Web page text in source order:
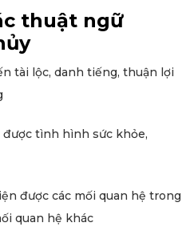
thuật ngữ
tài lộc, danh tiếng, thuận lợi
tình hình sức khỏe,
được các mối quan hệ trong
quan hệ khác